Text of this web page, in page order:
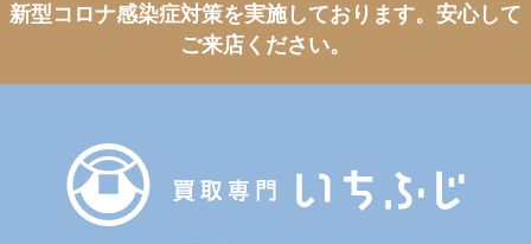
新型コロナ感染症対策を実施しております。 安心して
ご来店ください。